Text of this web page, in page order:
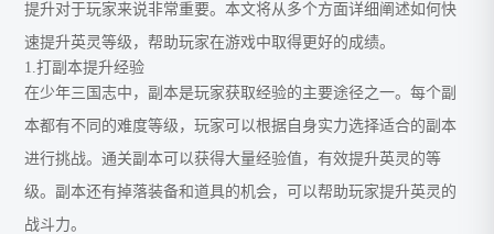
提升对于玩家来说非常重要。本文将从多个方面详细阐述如何快
速提升英灵等级，帮助玩家在游戏中取得更好的成绩。
1.打副本提升经验
在少年三国志中，副本是玩家获取经验的主要途径之一。每个副
本都有不同的难度等级，玩家可以根据自身实力选择适合的副本
进行挑战。通关副本可以获得大量经验值，有效提升英灵的等
级。副本还有掉落装备和道具的机会，可以帮助玩家提升英灵的
战斗力。